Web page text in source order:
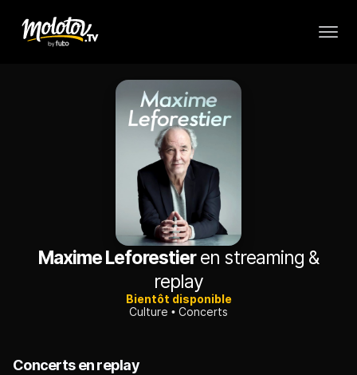
Maxime Leforestieren streaming &
replay
Bientôt disponible
Culture
Concerts
Concerts en replay